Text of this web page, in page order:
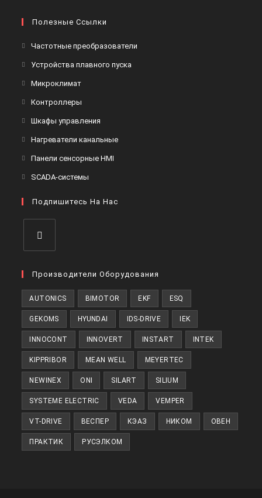
Полезные Ссылки
Частотные преобразователи
Устройства плавного пуска
МикроклиматОткроется
вкладке
Контроллеры
вкладке
Шкафы управления
вкладке
Нагреватели канальныеОткроется
Панели сенсорные HMI
вкладке
SCADA-системы
новой
Подпишитесь На Нас
в
вкладке
Производители Оборудования
AUTONICS BIMOTOR EKF ESQ
GEKOMS HYUNDAI IDS-DRIVE IEK
INNOCONT INNOVERT INSTART INTEK
KIPPRIBOR MEAN WELL MEYERTEC
NEWINEX ONI SILART SILIUM
SYSTEME ELECTRIC VEDA VEMPER
VT-DRIVE ВЕСПЕР КЭАЗ НИКОМ ОВЕН
ПРАКТИК РУСЭЛКОМ